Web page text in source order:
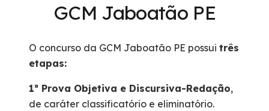
GCM Jaboatão PE
O concurso da GCM Jaboatão PE possui três
etapas:
1ª Prova Objetiva e Discursiva-Redação,
de caráter classificatório e eliminatório.